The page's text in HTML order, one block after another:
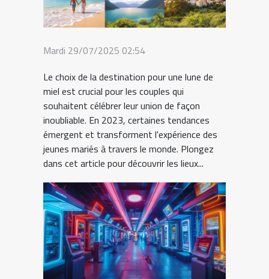
Mardi 29/07/2025 02:54
Le choix de la destination pour une lune de
miel est crucial pour les couples qui
souhaitent célébrer leur union de façon
inoubliable. En 2023, certaines tendances
émergent et transforment l'expérience des
jeunes mariés à travers le monde. Plongez
dans cet article pour découvrir les lieux...